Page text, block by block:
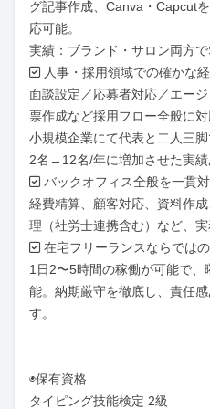
グ記事作成、Canva・Capcut
応可能。
実績：ブランド・サロン両方で
✅ 人事・採用領域での確かな
面談設定／応募者対応／エー
票作成など採用フロー全般に対
小規模企業にて代表と二人三
2名→12名/年に増加させた実績
✅ バックオフィス全般を一貫
経費精算、顧客対応、資料作
理（社労士連携含む）など、実
✅ 在宅フリーランスならでは
1日2〜5時間の稼働が可能で
能。納期厳守を徹底し、責任
す。
◉保有資格
タイピング技能検定 2級